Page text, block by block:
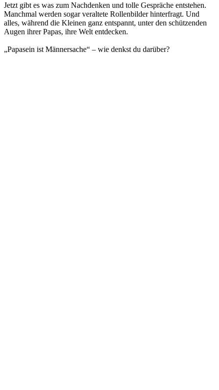
Jetzt gibt es was zum Nachdenken und tolle Gespräche entstehen.
Manchmal werden sogar veraltete Rollenbilder hinterfragt. Und
alles, während die Kleinen ganz entspannt, unter den schützenden
Augen ihrer Papas, ihre Welt entdecken.
„Papasein ist Männersache“ – wie denkst du darüber?